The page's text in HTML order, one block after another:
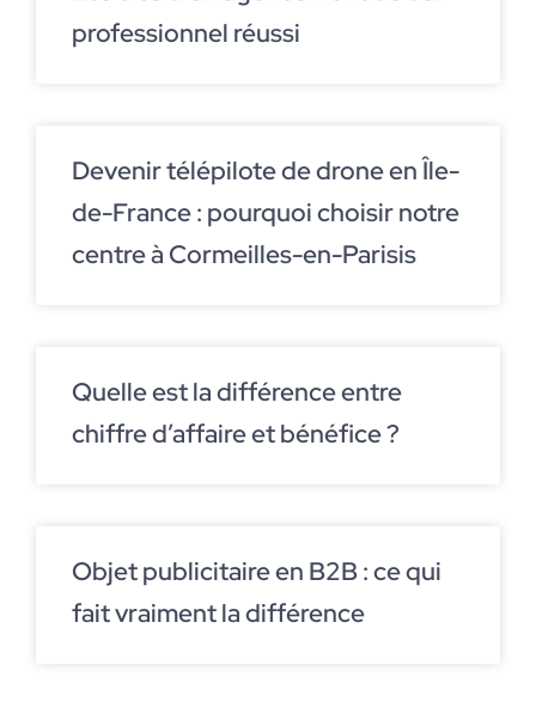
professionnel réussi
Devenir télépilote de drone en Île-
de-France : pourquoi choisir notre
centre à Cormeilles-en-Parisis
Quelle est la différence entre
chiffre d’affaire et bénéfice ?
Objet publicitaire en B2B : ce qui
fait vraiment la différence